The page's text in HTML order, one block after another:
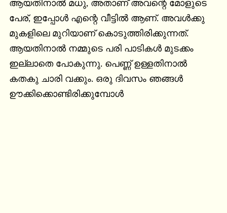
ആയതിനാൽ മധു, അതാണ് അവന്റെ മോളുടെ
പേര്, ഇപ്പോൾ എന്റെ വീട്ടിൽ ആണ്. അവൾക്കു
മുകളിലെ മുറിയാണ് കൊടുത്തിരിക്കുന്നത്.
ആയതിനാൽ നമ്മുടെ പരി പാടികൾ മുടക്കം
ഇല്ലാതെ പോകുന്നു. പെണ്ണ് ഉള്ളതിനാൽ
കതകു ചാരി വക്കും. ഒരു ദിവസം ഞങ്ങൾ
ഊക്കിക്കൊണ്ടിരിക്കുമ്പോൾ